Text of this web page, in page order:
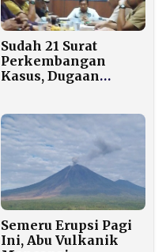
Sudah 21 Surat
Perkembangan
Kasus, Dugaan
Gelap
Semeru Erupsi Pagi
Ini, Abu Vulkanik